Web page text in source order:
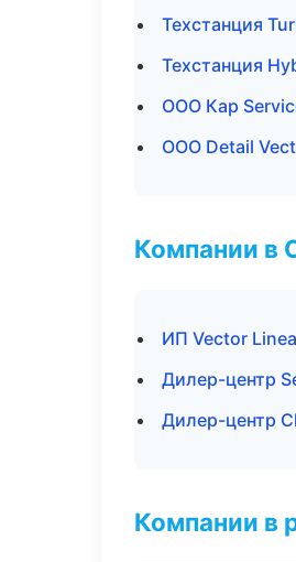
Техстанция
Техстанция
ООО Кар
ООО Detail
Компании в
ИП Vector
Дилер-центр
Дилер-центр
Компании в